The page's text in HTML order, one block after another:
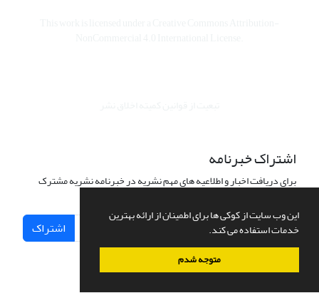
این وب سایت از کوکی ها برای اطمینان از ارائه بهترین
خدمات استفاده می کند.
متوجه شدم
اشتراک خبرنامه
برای دریافت اخبار و اطلاعیه های مهم نشریه در خبرنامه نشریه مشترک
اشتراک